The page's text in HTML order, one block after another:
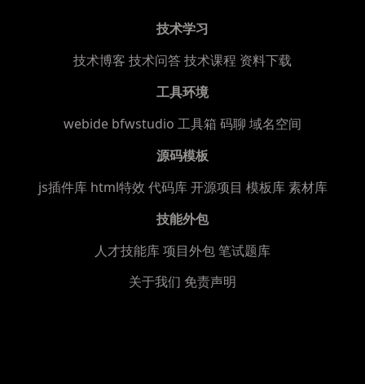
技术学习
技术博客 技术问答技术课程 资料下载
工具环境
webide bfwstudio 工具箱 码聊 域名空间
源码模板
js插件库 html特效 代码库 开源项目 模板库 素材库
技能外包
人才技能库项目外包笔试题库
关于我们 免责声明